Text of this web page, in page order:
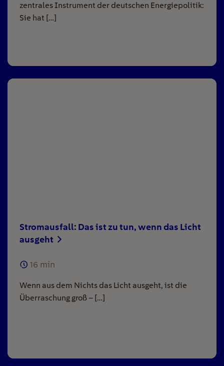
zentrales Instrument der deutschen Energiepolitik:
Sie hat […]
Stromausfall: Das ist zu tun, wenn das Licht
ausgeht
16 min
Wenn aus dem Nichts das Licht ausgeht, ist die
Überraschung groß – […]